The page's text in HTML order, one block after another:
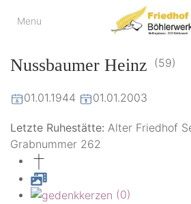
Menu
Friedhof
der virtuelle
Nussbaumer Heinz (59)
01.01.1944 01.01.2003
Letzte Ruhestätte: Alter Friedhof
Grabnummer 262
(0)